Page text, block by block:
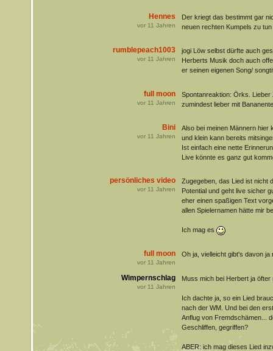
Hennes
vor 11 Jahren
Der kriegt das bestimmt gar
neuen rechten Kumpels zu tun
rumblepeach1003
vor 11 Jahren
jogi Löw selbst dürfte auch
Herberts Musik doch auch
er seinen eigenen Song/
full moon
vor 11 Jahren
Spontanreaktion: Örks.
zumindest lieber mit
Bini
vor 11 Jahren
Also bei meinen Männern hier
und klein kann bereits
Ist einfach eine nette
Live könnte es ganz gut
persönliches video
vor 11 Jahren
Zugegeben, das Lied ist nicht
Potential und geht live sicher
eher einen spaßigen Text
allen Spielernamen hätte mir
Ich mag es
full moon
vor 11 Jahren
Oh ja, vielleicht gibt's davon ja
Wimpernschlag
vor 11 Jahren
Muss mich bei Herbert ja
Ich dachte ja, so ein Lied
nach der WM. Und bei den
Anflug von Fremdschämen...
Geschliffen, gegriffen?
ABER: ich mag dieses Lied